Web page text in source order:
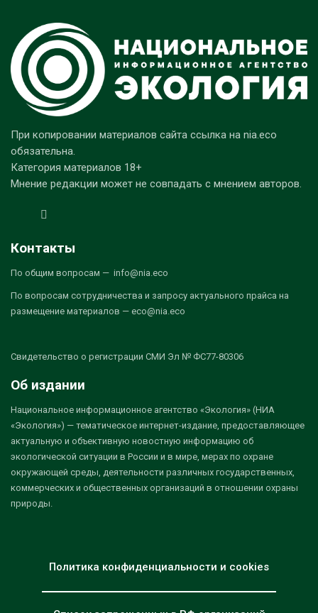
При копировании материалов сайта ссылка на nia.eco
обязательна.
Категория материалов 18+
Мнение редакции может не совпадать с мнением авторов.
Контакты
По общим вопросам — info@nia.eco
По вопросам сотрудничества и запросу актуального прайса на
размещение материалов — eco@nia.eco
Свидетельство о регистрации СМИ Эл № ФС77-80306
Об издании
Национальное информационное агентство «Экология» (НИА
«Экология») — тематическое интернет-издание, предоставляющее
актуальную и объективную новостную информацию об
экологической ситуации в России и в мире, мерах по охране
окружающей среды, деятельности различных государственных,
коммерческих и общественных организаций в отношении охраны
природы.
Политика конфиденциальности и cookies